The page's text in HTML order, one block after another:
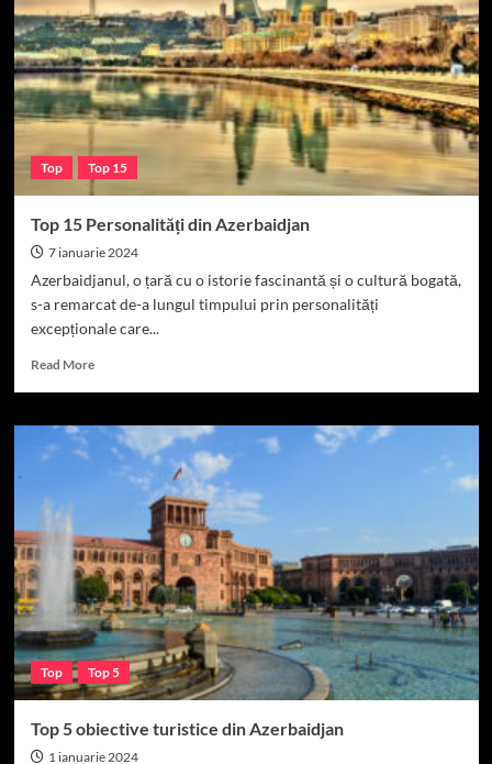
Top Top 15
Top 15 Personalități din Azerbaidjan
7 ianuarie 2024
Azerbaidjanul, o țară cu o istorie fascinantă și o cultură bogată,
s-a remarcat de-a lungul timpului prin personalități
excepționale care...
Read MoreRead
Top
Personalități
Azerbaidjan
Top Top 5
Top 5 obiective turistice din Azerbaidjan
1 ianuarie 2024